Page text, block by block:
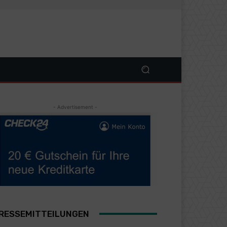
- Advertisement -